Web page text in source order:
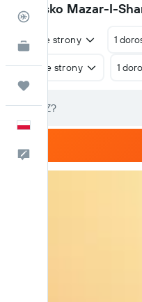
Status lotu
KAYAK Business
NOWOŚĆ
Lotnisko Mazar-I-
W obie strony 1
W obie strony 1